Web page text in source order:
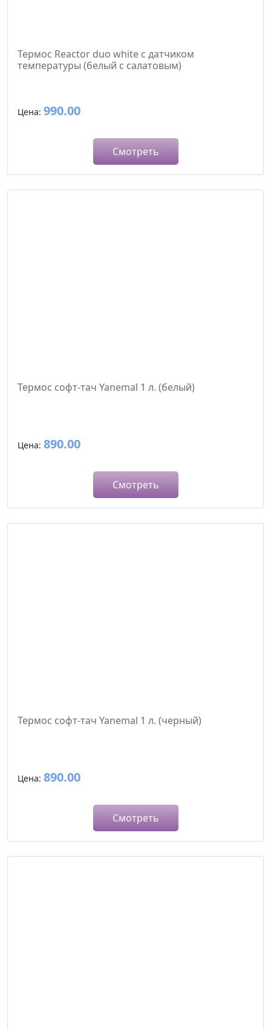
Термос Reactor duo white с датчиком
температуры (белый с салатовым)
Цена: 990.00
Смотреть
Термос софт-тач Yanemal 1 л. (белый)
Цена: 890.00
Смотреть
Термос софт-тач Yanemal 1 л. (черный)
Цена: 890.00
Смотреть